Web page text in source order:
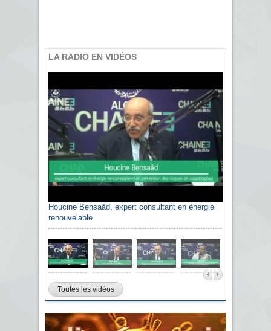
LA RADIO EN VIDÉOS
Houcine Bensaâd, expert consultant en énergie
renouvelable
Sami Agli, président de la Confédération
algérienne du patronat citoyen CAPC
Toutes les vidéos